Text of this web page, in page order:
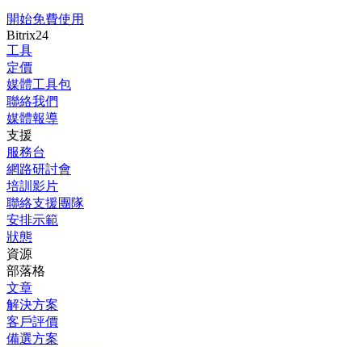
開始免費使用
Bitrix24
工具
定價
媒體工具包
聯絡我們
媒體報導
支援
服務台
網路研討會
培訓影片
聯絡支援團隊
安排示範
狀態
資源
部落格
文章
解決方案
客戶評價
備選方案